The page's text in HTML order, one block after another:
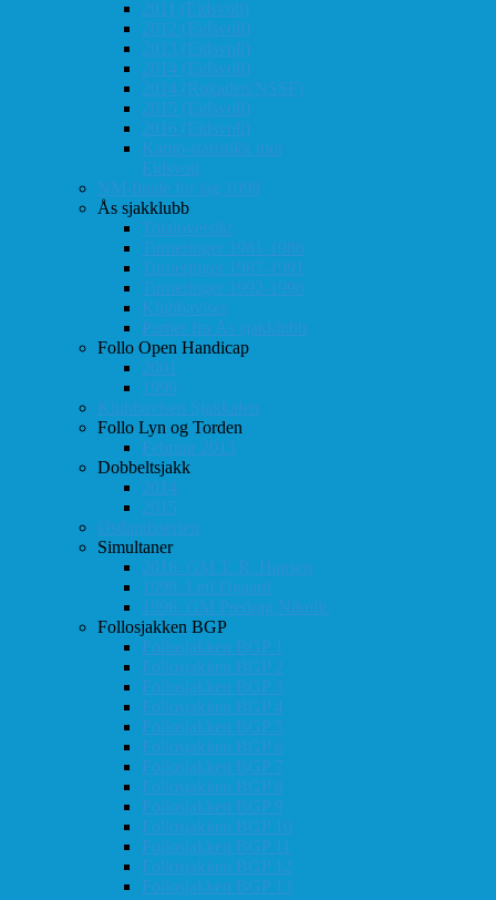
2011 (Eidsvoll)
2012 (Eidsvoll)
2013 (Eidsvoll)
2014 (Eidsvoll)
2014 (Rokaden/NSSF)
2015 (Eidsvoll)
2016 (Eidsvoll)
Kamp-statistikk mot
Eidsvoll
NM-finale for lag 1998
Ås sjakklubb
Totaloversikt
Turneringer 1981-1986
Turneringer 1987-1991
Turneringer 1992-1996
Klubbaviser
Partier fra Ås sjakklubb
Follo Open Handicap
2001
1999
Klubbavisen Sjakkalen
Follo Lyn og Torden
Februar 2013
Dobbeltsjakk
2014
2015
Østlandsserien
Simultaner
2016: GM T. R. Hansen
1999: Leif Øgaard
1996: GM Predrag Nikolic
Follosjakken BGP
Follosjakken BGP 1
Follosjakken BGP 2
Follosjakken BGP 3
Follosjakken BGP 4
Follosjakken BGP 5
Follosjakken BGP 6
Follosjakken BGP 7
Follosjakken BGP 8
Follosjakken BGP 9
Follosjakken BGP 10
Follosjakken BGP 11
Follosjakken BGP 12
Follosjakken BGP 13